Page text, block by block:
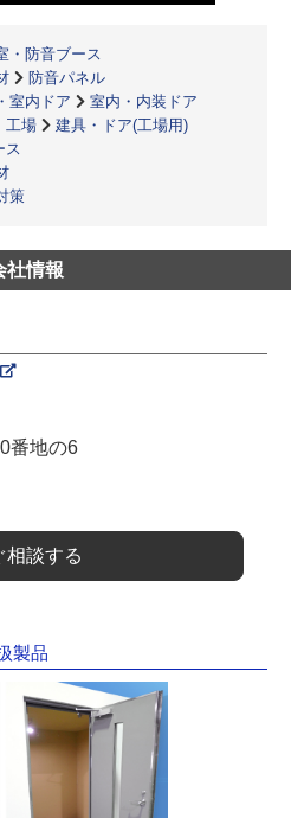
・防音ブース
防音パネル
室内ドア
室内・内装ドア
工場
建具・ドア(工場用)
ス
策
社情報
番地の6
相談する
製品